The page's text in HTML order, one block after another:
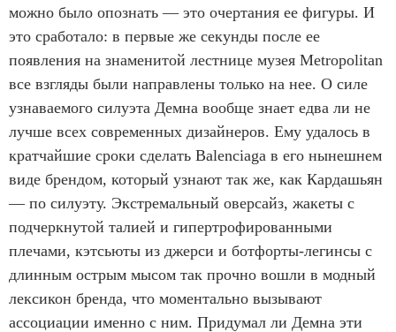
можно было опознать — это очертания ее фигуры. И
это сработало: в первые же секунды после ее
появления на знаменитой лестнице музея Metropolitan
все взгляды были направлены только на нее. О силе
узнаваемого силуэта Демна вообще знает едва ли не
лучше всех современных дизайнеров. Ему удалось в
кратчайшие сроки сделать Balenciaga в его нынешнем
виде брендом, который узнают так же, как Кардашьян
— по силуэту. Экстремальный оверсайз, жакеты с
подчеркнутой талией и гипертрофированными
плечами, кэтсьюты из джерси и ботфорты-легинсы с
длинным острым мысом так прочно вошли в модный
лексикон бренда, что моментально вызывают
ассоциации именно с ним. Придумал ли Демна эти